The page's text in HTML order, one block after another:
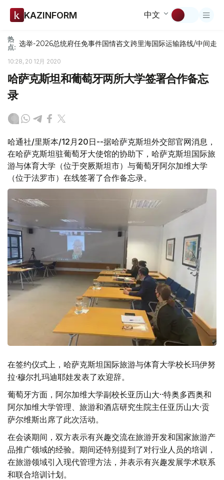
KAZINFORM 中文
热
点: 选举-2026总统府任免事件国情咨文跨里海国际运输路线/中间走廊
10:28, 20 12月 2020
哈萨克斯坦和葡萄牙两所大学签署合作备忘
录
哈通社/里斯本/12月20日--据哈萨克斯坦外交部官网消息，
在哈萨克斯坦驻葡萄牙大使馆的协助下，哈萨克斯坦国际旅
游与体育大学（位于突厥斯坦市）与葡萄牙阿尔加维大学
（位于法罗市）在线签署了合作备忘录。
在签约仪式上，哈萨克斯坦国际旅游与体育大学校长玛伊努
拉·穆尔扎玛迪耶娃发表了欢迎辞。
葡萄牙方面，阿尔加维大学副校长亚历山大··特奥多西奥和
阿尔加维大学管理、旅游和酒店研究生院主任亚历山大·贡
萨尔维斯出席了此次活动。
在会谈期间，双方表示有兴趣交流在旅游开发和国家旅游产
品推广领域的经验。期间还特别提到了对行业人员的培训，
在旅游领域引入现代管理方法，并表示有兴趣发展学术联系
和联合培训计划。